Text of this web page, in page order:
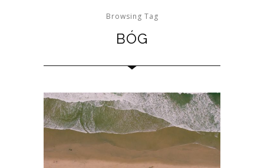
Browsing Tag
BÓG